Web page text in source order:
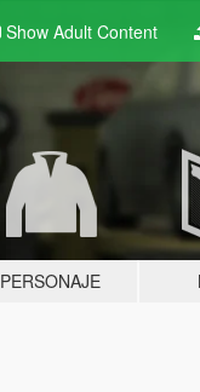
Show Adult Content
PERSONAJE